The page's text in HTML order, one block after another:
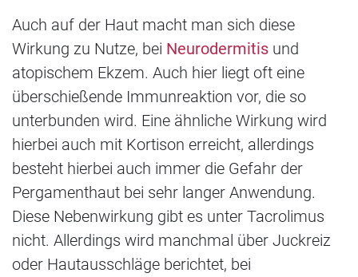
Auch auf der Haut macht man sich diese
Wirkung zu Nutze, bei Neurodermitis und
atopischem Ekzem. Auch hier liegt oft eine
überschießende Immunreaktion vor, die so
unterbunden wird. Eine ähnliche Wirkung wird
hierbei auch mit Kortison erreicht, allerdings
besteht hierbei auch immer die Gefahr der
Pergamenthaut bei sehr langer Anwendung.
Diese Nebenwirkung gibt es unter Tacrolimus
nicht. Allerdings wird manchmal über Juckreiz
oder Hautausschläge berichtet, bei